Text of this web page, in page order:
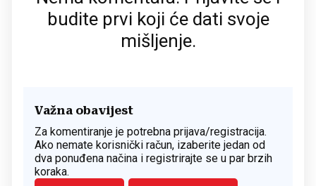
budite prvi koji će dati svoje
mišljenje.
Važna obavijest
Za komentiranje je potrebna prijava/registracija.
Ako nemate korisnički račun, izaberite jedan od
dva ponuđena načina i registrirajte se u par brzih
koraka.